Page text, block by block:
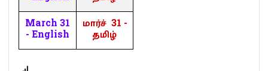
March 31
- English
மார்ச் 31 -
தமிழ்